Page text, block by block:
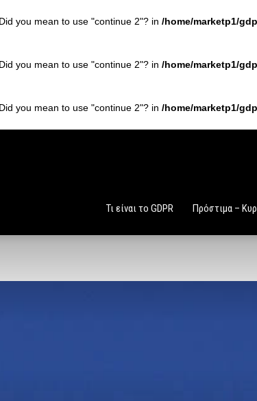
you mean to use "continue 2"? in /home/marketp1/
you mean to use "continue 2"? in /home/marketp1/
you mean to use "continue 2"? in /home/marketp1/
Τι είναι το GDPR Πρόστιμα –